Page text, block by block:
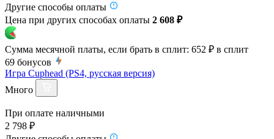
Другие способы оплаты
Цена при других способах оплаты 2 608 ₽
Сумма месячной платы, если брать в сплит: 652 ₽ в сплит
69 бонусов
Игра Cuphead (PS4, русская версия)
Много
При оплате наличными
2 798 ₽